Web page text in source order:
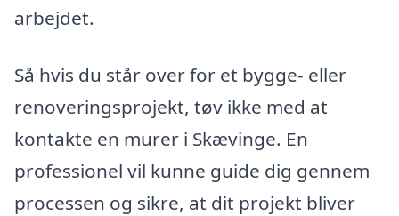
arbejdet.
Så hvis du står over for et bygge- eller
renoveringsprojekt, tøv ikke med at
kontakte en murer i Skævinge. En
professionel vil kunne guide dig gennem
processen og sikre, at dit projekt bliver